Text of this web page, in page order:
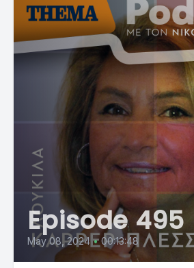
Episode 495
May 08, 2024 • 00:13:48